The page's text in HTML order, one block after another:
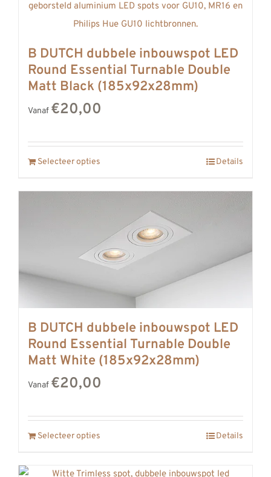
B DUTCH dubbele inbouwspot LED
Round Essential Turnable Double
Matt Black (185x92x28mm)
Vanaf €20,00
Selecteer opties Details
B DUTCH dubbele inbouwspot LED
Round Essential Turnable Double
Matt White (185x92x28mm)
Vanaf €20,00
Selecteer opties Details